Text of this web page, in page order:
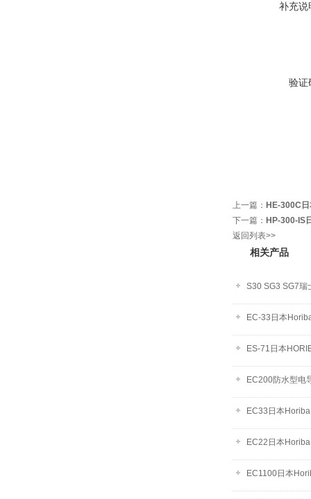
补充说
验证
上一篇： HE-300C
下一篇： HP-300-IS
返回列表>>
相关产品
S30 SG3 SG7瑞
EC-33日本
ES-71日本
EC200防水型电
EC33日本
EC22日本
EC1100日本